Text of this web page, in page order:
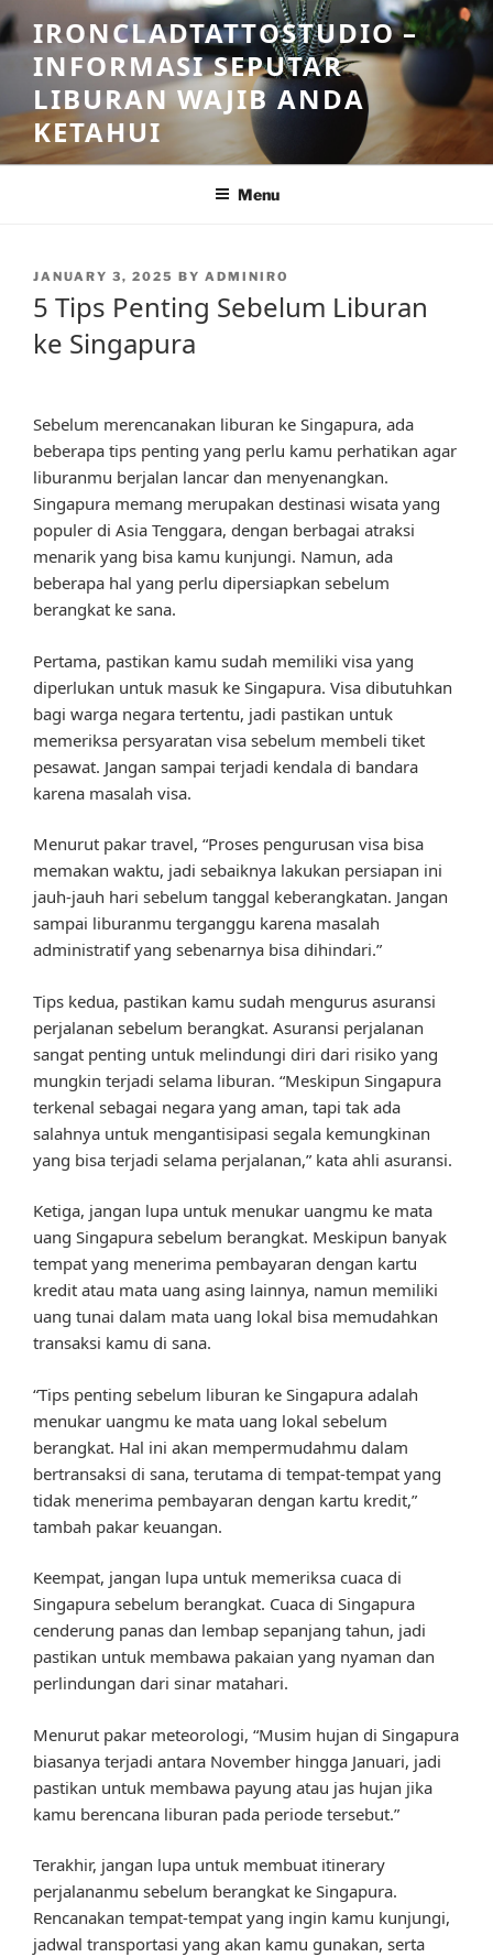
Skip
to
content
IRONCLADTATTOSTUDIO –
INFORMASI SEPUTAR
LIBURAN WAJIB ANDA
KETAHUI
Menu
POSTED
JANUARY 3, 2025 BY ADMINIRO
5 Tips Penting Sebelum Liburan
ke Singapura
Sebelum merencanakan liburan ke Singapura, ada
beberapa tips penting yang perlu kamu perhatikan agar
liburanmu berjalan lancar dan menyenangkan.
Singapura memang merupakan destinasi wisata yang
populer di Asia Tenggara, dengan berbagai atraksi
menarik yang bisa kamu kunjungi. Namun, ada
beberapa hal yang perlu dipersiapkan sebelum
berangkat ke sana.
Pertama, pastikan kamu sudah memiliki visa yang
diperlukan untuk masuk ke Singapura. Visa dibutuhkan
bagi warga negara tertentu, jadi pastikan untuk
memeriksa persyaratan visa sebelum membeli tiket
pesawat. Jangan sampai terjadi kendala di bandara
karena masalah visa.
Menurut pakar travel, “Proses pengurusan visa bisa
memakan waktu, jadi sebaiknya lakukan persiapan ini
jauh-jauh hari sebelum tanggal keberangkatan. Jangan
sampai liburanmu terganggu karena masalah
administratif yang sebenarnya bisa dihindari.”
Tips kedua, pastikan kamu sudah mengurus asuransi
perjalanan sebelum berangkat. Asuransi perjalanan
sangat penting untuk melindungi diri dari risiko yang
mungkin terjadi selama liburan. “Meskipun Singapura
terkenal sebagai negara yang aman, tapi tak ada
salahnya untuk mengantisipasi segala kemungkinan
yang bisa terjadi selama perjalanan,” kata ahli asuransi.
Ketiga, jangan lupa untuk menukar uangmu ke mata
uang Singapura sebelum berangkat. Meskipun banyak
tempat yang menerima pembayaran dengan kartu
kredit atau mata uang asing lainnya, namun memiliki
uang tunai dalam mata uang lokal bisa memudahkan
transaksi kamu di sana.
“Tips penting sebelum liburan ke Singapura adalah
menukar uangmu ke mata uang lokal sebelum
berangkat. Hal ini akan mempermudahmu dalam
bertransaksi di sana, terutama di tempat-tempat yang
tidak menerima pembayaran dengan kartu kredit,”
tambah pakar keuangan.
Keempat, jangan lupa untuk memeriksa cuaca di
Singapura sebelum berangkat. Cuaca di Singapura
cenderung panas dan lembap sepanjang tahun, jadi
pastikan untuk membawa pakaian yang nyaman dan
perlindungan dari sinar matahari.
Menurut pakar meteorologi, “Musim hujan di Singapura
biasanya terjadi antara November hingga Januari, jadi
pastikan untuk membawa payung atau jas hujan jika
kamu berencana liburan pada periode tersebut.”
Terakhir, jangan lupa untuk membuat itinerary
perjalananmu sebelum berangkat ke Singapura.
Rencanakan tempat-tempat yang ingin kamu kunjungi,
jadwal transportasi yang akan kamu gunakan, serta